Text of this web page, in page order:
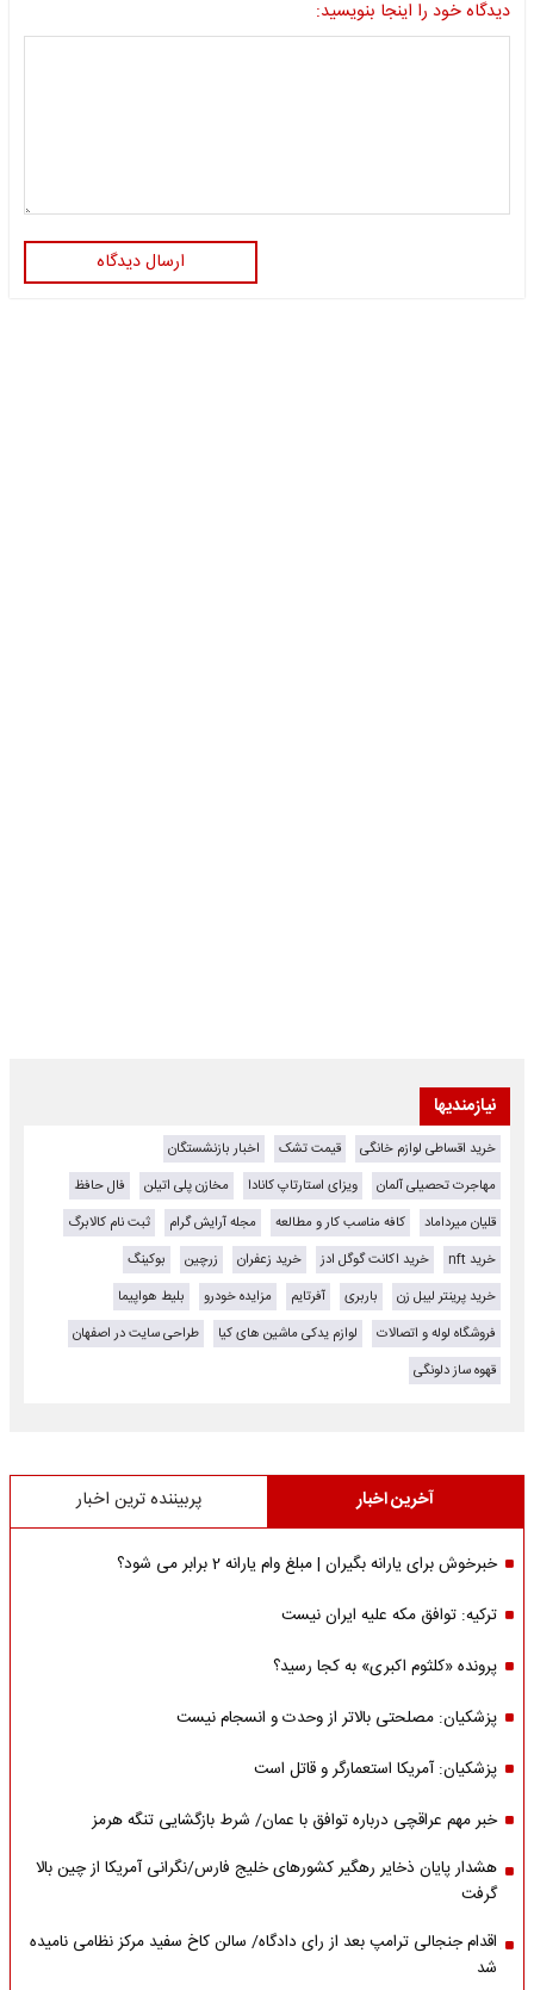
دیدگاه خود را اینجا بنویسید:
ارسال دیدگاه
نیازمندیها
خرید اقساطی لوازم خانگی قیمت تشک
اخبار بازنشستگان
مهاجرت تحصیلی آلمان
ویزای استارتاپ کانادا مخازن پلی اتیلن
فال حافظ
قلیان میرداماد
کافه مناسب کار و مطالعه مجله آرایش گرام
ثبت نام کالابرگ
خرید nft
خرید اکانت گوگل ادز خرید زعفران زرچین
بوکینگ
خرید پرینتر لیبل زن
باربری آفرتایم مزایده خودرو
بلیط هواپیما
فروشگاه لوله و اتصالات
لوازم یدکی ماشین های کیا
طراحی سایت در اصفهان
قهوه ساز دلونگی
آخرین اخبار پربیننده ترین اخبار
خبرخوش برای یارانه بگیران | مبلغ وام یارانه 2 برابر می شود؟
ترکیه: توافق مکه علیه ایران نیست
پرونده «کلثوم اکبری» به کجا رسید؟
پزشکیان: مصلحتی بالاتر از وحدت و انسجام نیست
پزشکیان: آمریکا استعمارگر و قاتل است
خبر مهم عراقچی درباره توافق با عمان/ شرط بازگشایی تنگه هرمز
هشدار پایان ذخایر رهگیر کشورهای خلیج فارس/نگرانی آمریکا از چین بالا
گرفت
اقدام جنجالی ترامپ بعد از رای دادگاه/ سالن کاخ سفید مرکز نظامی نامیده
شد